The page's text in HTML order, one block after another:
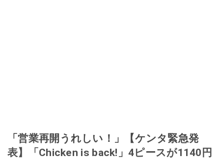
「営業再開うれしい！」【ケンタ緊急発
表】「Chicken is back!」4ピースが1140円